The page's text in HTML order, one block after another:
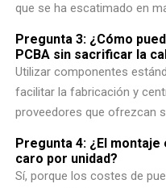
que se ha escatimado en
Pregunta 3: ¿Cómo
PCBA sin sacrificar la
Utilizar componentes
facilitar la fabricación y
proveedores que ofrezcan
Pregunta 4: ¿El
caro por unidad?
Sí, porque los costes de